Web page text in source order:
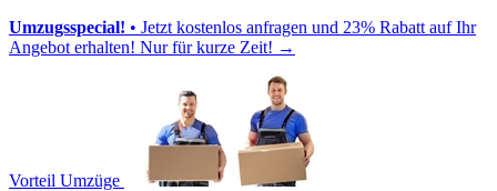
Umzugsspecial! • Jetzt kostenlos anfragen und 23% Rabatt auf Ihr
Angebot erhalten! Nur für kurze Zeit! →
Vorteil Umzüge